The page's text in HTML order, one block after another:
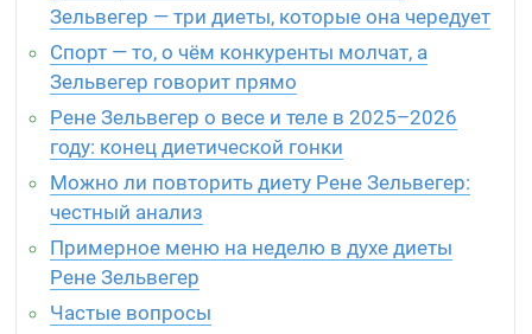
Зельвегер — три диеты, которые она чередует
Спорт — то, о чём конкуренты молчат, а
Зельвегер говорит прямо
Рене Зельвегер о весе и теле в 2025–2026
году: конец диетической гонки
Можно ли повторить диету Рене Зельвегер:
честный анализ
Примерное меню на неделю в духе диеты
Рене Зельвегер
Частые вопросы